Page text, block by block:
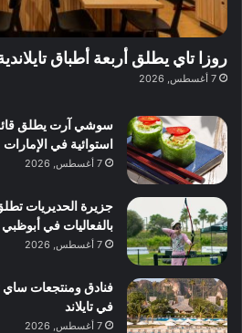
ر
ي
ب
ي
:
ا
ش
ا
ف
ع
ا
ل
و
روزا تاي يطلق أربعة أطباق
7 أغسطس, 2026
سوشي آرت يطلق
استوائية في الإمارات
7 أغسطس, 2026
جزيرة الحديريات
بالفعاليات في أبوظبي
7 أغسطس, 2026
فنادق ومنتجعات
في تايلاند
7 أغسطس, 2026